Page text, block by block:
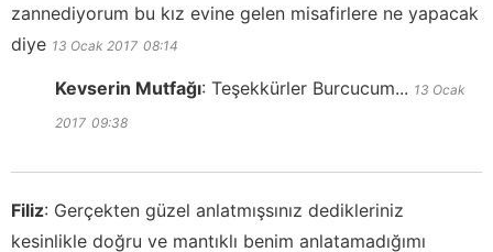
zannediyorum bu kız evine gelen misafirlere ne yapacak
diye 13 Ocak 2017 08:14
Kevserin Mutfağı: Teşekkürler Burcucum... 13 Ocak
2017 09:38
Filiz: Gerçekten güzel anlatmışsınız dedikleriniz
kesinlikle doğru ve mantıklı benim anlatamadığımı